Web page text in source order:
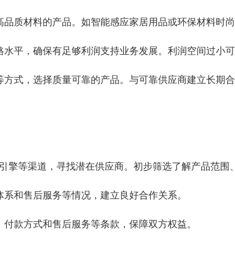
质材料的产品。如智能感应家居用品或环保材料时尚
平，确保有足够利润支持业务发展。利润空间过小可
式，选择质量可靠的产品。与可靠供应商建立长期合
等渠道，寻找潜在供应商。初步筛选了解产品范围
和售后服务等情况，建立良好合作关系。
款方式和售后服务等条款，保障双方权益。